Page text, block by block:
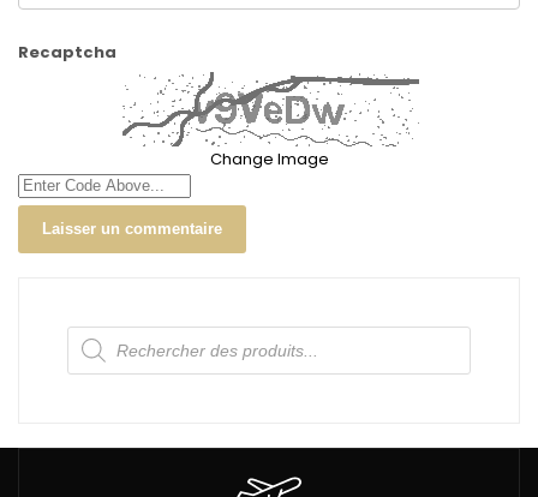
Recaptcha
Change Image
Recherche
de
produits